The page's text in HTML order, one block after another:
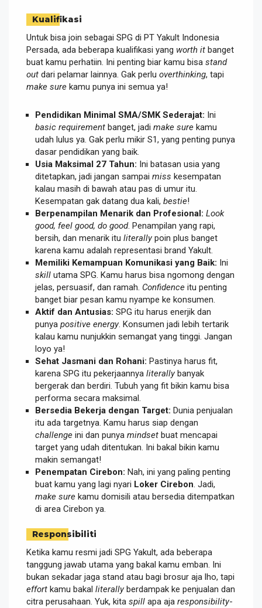
Kualifikasi
Untuk bisa join sebagai SPG di PT Yakult Indonesia
Persada, ada beberapa kualifikasi yang worth it banget
buat kamu perhatiin. Ini penting biar kamu bisa stand
out dari pelamar lainnya. Gak perlu overthinking, tapi
make sure kamu punya ini semua ya!
Pendidikan Minimal SMA/SMK Sederajat: Ini
basic requirement banget, jadi make sure kamu
udah lulus ya. Gak perlu mikir S1, yang penting punya
dasar pendidikan yang baik.
Usia Maksimal 27 Tahun: Ini batasan usia yang
ditetapkan, jadi jangan sampai miss kesempatan
kalau masih di bawah atau pas di umur itu.
Kesempatan gak datang dua kali, bestie!
Berpenampilan Menarik dan Profesional: Look
good, feel good, do good. Penampilan yang rapi,
bersih, dan menarik itu literallypoin plus banget
karena kamu adalah representasi brand Yakult.
Memiliki Kemampuan Komunikasi yang Baik: Ini
skill utama SPG. Kamu harus bisa ngomong dengan
jelas, persuasif, dan ramah. Confidence itu penting
banget biar pesan kamu nyampe ke konsumen.
Aktif dan Antusias: SPG itu harus enerjik dan
punya positive energy. Konsumen jadi lebih tertarik
kalau kamu nunjukkin semangat yang tinggi. Jangan
loyo ya!
Sehat Jasmani dan Rohani: Pastinya harus fit,
karena SPG itu pekerjaannya literallybanyak
bergerak dan berdiri. Tubuh yang fit bikin kamu bisa
performa secara maksimal.
Bersedia Bekerja dengan Target: Dunia penjualan
itu ada targetnya. Kamu harus siap dengan
challenge ini dan punya mindset buat mencapai
target yang udah ditentukan. Ini bakal bikin kamu
makin semangat!
Penempatan Cirebon: Nah, ini yang paling penting
buat kamu yang lagi nyari Loker Cirebon . Jadi,
make sure kamu domisili atau bersedia ditempatkan
di area Cirebon ya.
Responsibiliti
Ketika kamu resmi jadi SPG Yakult, ada beberapa
tanggung jawab utama yang bakal kamu emban. Ini
bukan sekadar jaga stand atau bagi brosur aja lho, tapi
effort kamu bakal literallyberdampak ke penjualan dan
citra perusahaan. Yuk, kita spill apa aja responsibility-